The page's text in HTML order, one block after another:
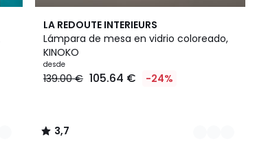
LA REDOUTE INTERIEURS
Lámpara de mesa en vidrio coloreado,
KINOKO
desde
139.00 € 105.64 € -24%
3,7
/ 5
4
Colores
3,7
/